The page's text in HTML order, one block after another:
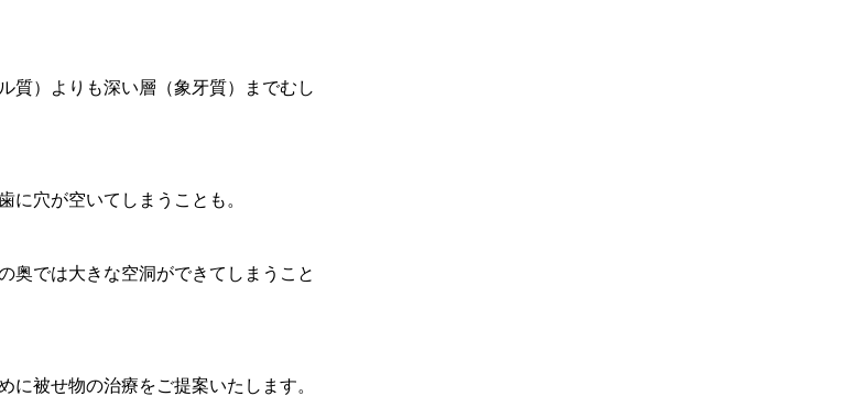
質）よりも深い層（象牙質）までむし
に穴が空いてしまうことも。
奥では大きな空洞ができてしまうこと
被せ物の治療をご提案いたします。